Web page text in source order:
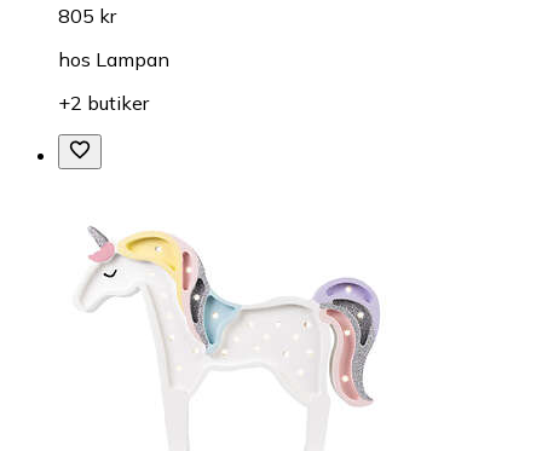
805 kr
hos Lampan
+2 butiker